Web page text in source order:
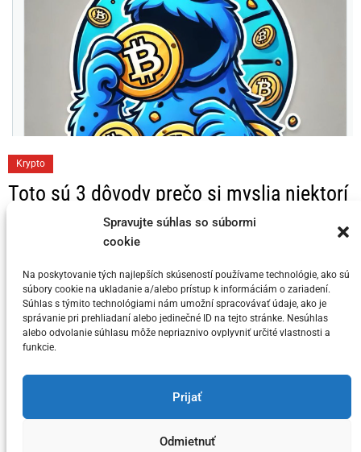
Spravujte súhlas so súbormi
cookie
Na poskytovanie tých najlepších skúseností používame technológie, ako sú
súbory cookie na ukladanie a/alebo prístup k informáciám o zariadení.
Súhlas s týmito technológiami nám umožní spracovávať údaje, ako je
správanie pri prehliadaní alebo jedinečné ID na tejto stránke. Nesúhlas
alebo odvolanie súhlasu môže nepriaznivo ovplyvniť určité vlastnosti a
funkcie.
Prijať
Odmietnuť
a
Krypto
Toto sú 3 dôvody prečo si myslia niektorí
KRYPTO Analytici, že Bitcoin dosahuje
svoj vrchol v tomto cykle
Posted on5. júla 2024 bymeny.sk